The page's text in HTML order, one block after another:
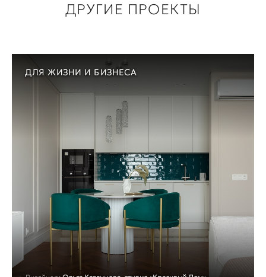
ДРУГИЕ ПРОЕКТЫ
ДЛЯ ЖИЗНИ И БИЗНЕСА